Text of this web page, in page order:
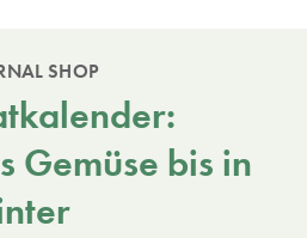
SHOP
Gemüse bis in